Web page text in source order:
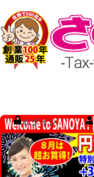
ログイン